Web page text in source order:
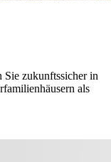
Sie zukunftssicher in
als